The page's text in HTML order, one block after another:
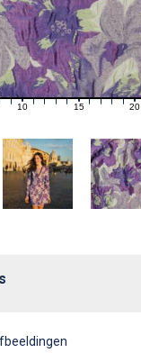
89 101112131415 1617181920